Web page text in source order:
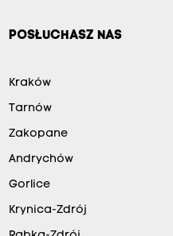
POSŁUCHASZ NAS
Kraków
Tarnów
Zakopane
Andrychów
Gorlice
Krynica-Zdrój